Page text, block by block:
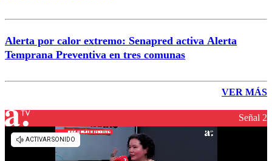
Alerta por calor extremo: Senapred activa Alerta
Temprana Preventiva en tres comunas
VER MÁS
Señal 2